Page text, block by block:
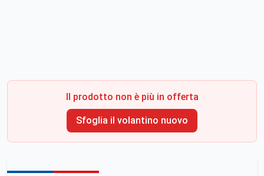
Il prodotto non è più in offerta
Sfoglia il volantino nuovo